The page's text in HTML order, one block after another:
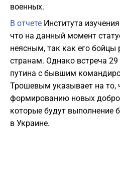
военных.
В отчете Института
что на данный момент
неясным, так как его
странам. Однако встреча
путина с бывшим
Трошевым указывает на то,
формированию новых
которые будут выполнение
в Украине.